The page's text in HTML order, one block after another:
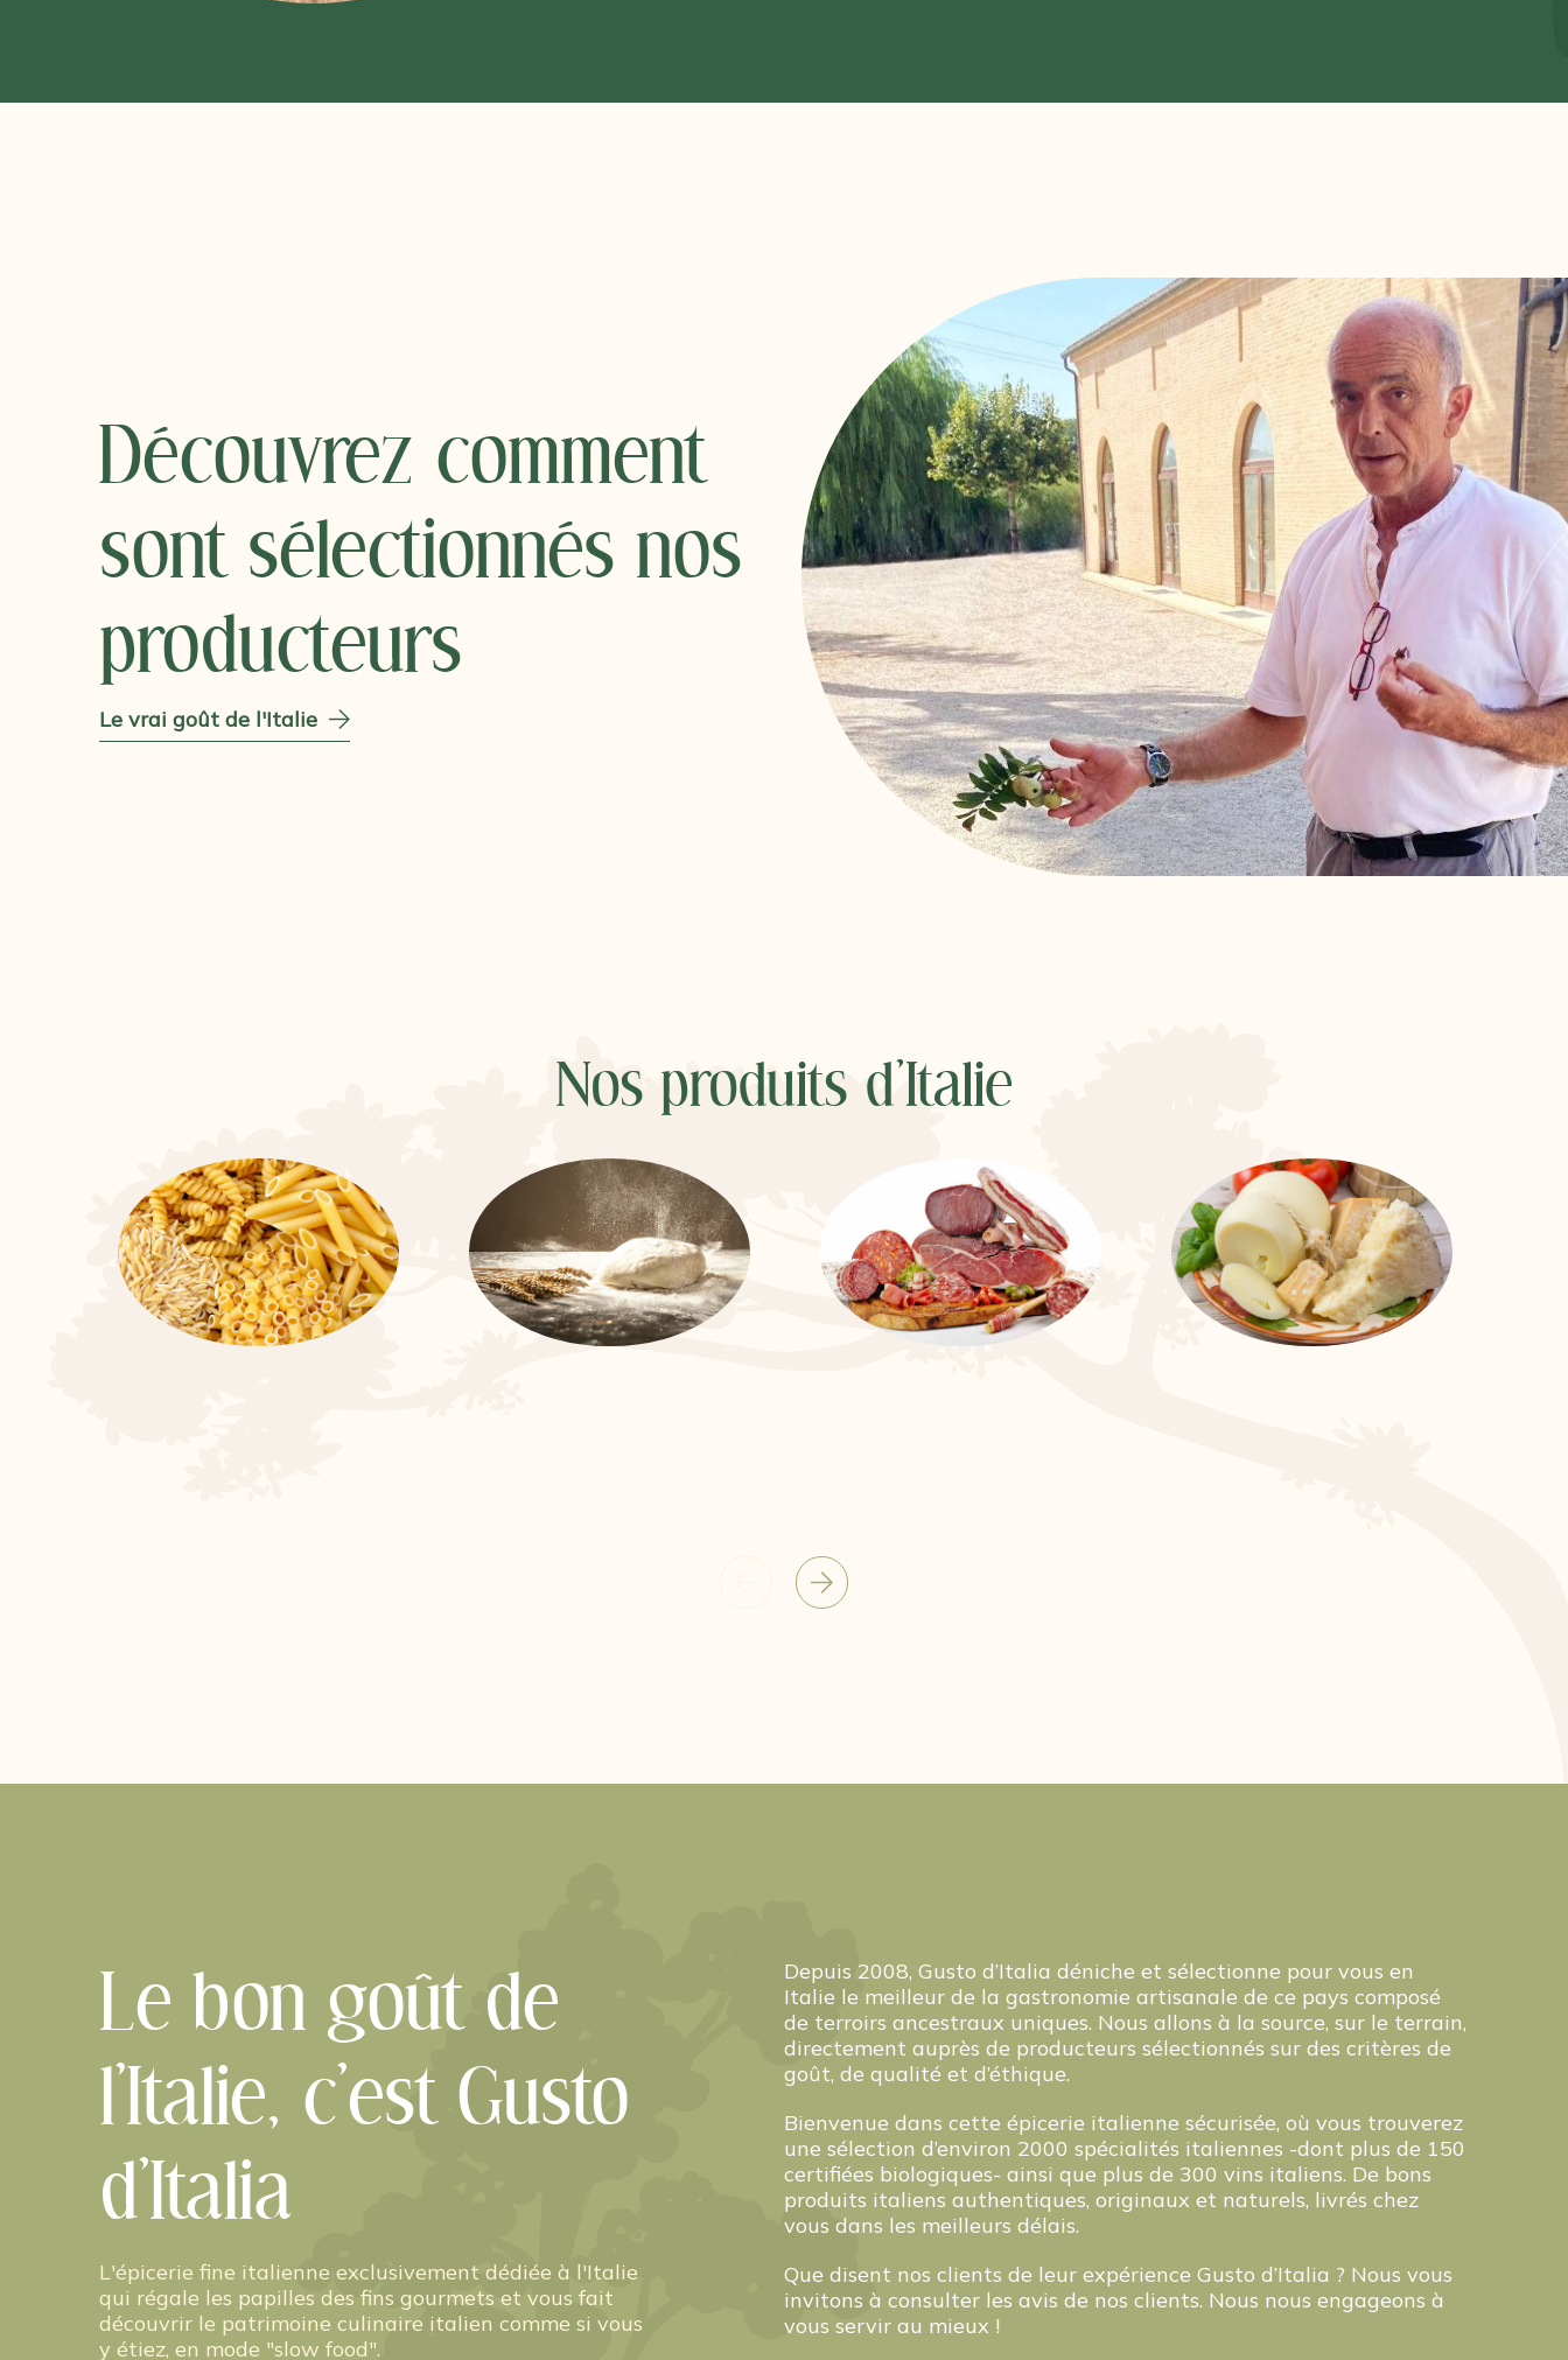
Découvrez comment
sont sélectionnés nos
producteurs
Le vrai goût de l'Italie
Nos produits d'Italie
Le bon goût de
l’Italie, c’est Gusto
d’Italia
L'épicerie fine italienne exclusivement dédiée à l'Italie
qui régale les papilles des fins gourmets et vous fait
découvrir le patrimoine culinaire italien comme si vous
y étiez, en mode "slow food".
Depuis 2008, Gusto d’Italia déniche et sélectionne pour vous en
Italie le meilleur de la gastronomie artisanale de ce pays composé
de terroirs ancestraux uniques. Nous allons à la source, sur le terrain,
directement auprès de producteurs sélectionnés sur des critères de
goût, de qualité et d’éthique.
Bienvenue dans cette épicerie italienne sécurisée, où vous trouverez
une sélection d’environ 2000 spécialités italiennes -dont plus de 150
certifiées biologiques- ainsi que plus de 300 vins italiens. De bons
produits italiens authentiques, originaux et naturels, livrés chez
vous dans les meilleurs délais.
Que disent nos clients de leur expérience Gusto d’Italia ? Nous vous
invitons à consulter les avis de nos clients. Nous nous engageons à
vous servir au mieux !